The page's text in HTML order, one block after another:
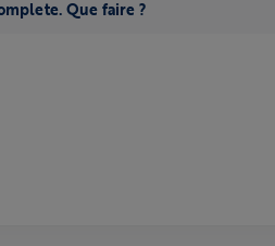
Que faire ?